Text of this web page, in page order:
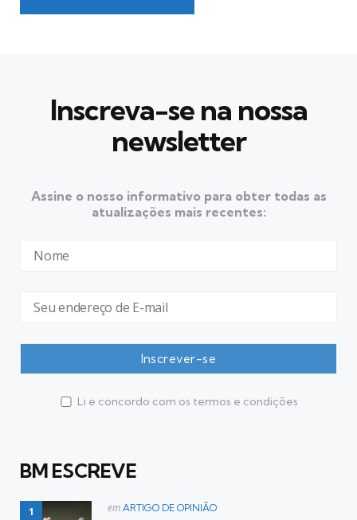
Inscreva-se na nossa
newsletter
Assine o nosso informativo para obter todas as
atualizações mais recentes:
Li e concordo com os termos e condições
BM ESCREVE
Postado
em ARTIGO DE OPINIÃO